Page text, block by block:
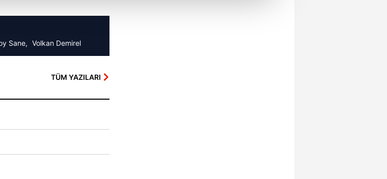
ziyaret edebilirsiniz.
Sane, Volkan Demirel
TÜM YAZILARI